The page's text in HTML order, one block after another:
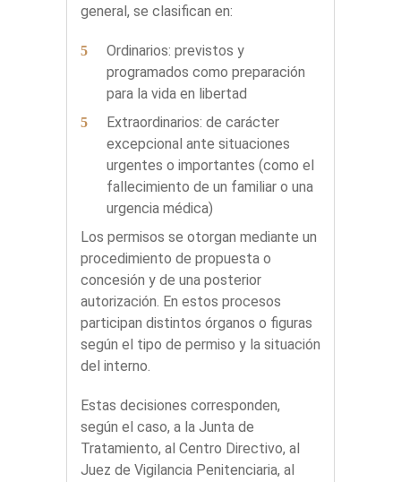
general, se clasifican en:
Ordinarios: previstos y
programados como preparación
para la vida en libertad
Extraordinarios: de carácter
excepcional ante situaciones
urgentes o importantes (como el
fallecimiento de un familiar o una
urgencia médica)
Los permisos se otorgan mediante un
procedimiento de propuesta o
concesión y de una posterior
autorización. En estos procesos
participan distintos órganos o figuras
según el tipo de permiso y la situación
del interno.
Estas decisiones corresponden,
según el caso, a la Junta de
Tratamiento, al Centro Directivo, al
Juez de Vigilancia Penitenciaria, al